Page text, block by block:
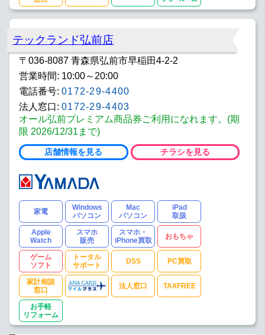
テックランド弘前店
〒036-8087 青森県弘前市早稲田4-2-2
営業時間: 10:00～20:00
電話番号: 0172-29-4400
法人窓口: 0172-29-4403
オール弘前プレミアム商品券ご利用になれます。(期
限 2026/12/31まで)
店舗情報を見る チラシを見る
家電
Windows
パソコン
Mac
パソコン
iPad
取扱
Apple
Watch
スマホ
販売
スマホ・
iPhone買取
おもちゃ
ゲーム
ソフト
トータル
サポート
DSS PC買取
家計相談
窓口
法人窓口 TAXFREE
お手軽
リフォーム